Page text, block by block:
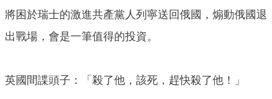
將困於瑞士的激進共產黨人列寧送回俄國，煽動俄國退
出戰場，會是一筆值得的投資。
英國間諜頭子：「殺了他，該死，趕快殺了他！」